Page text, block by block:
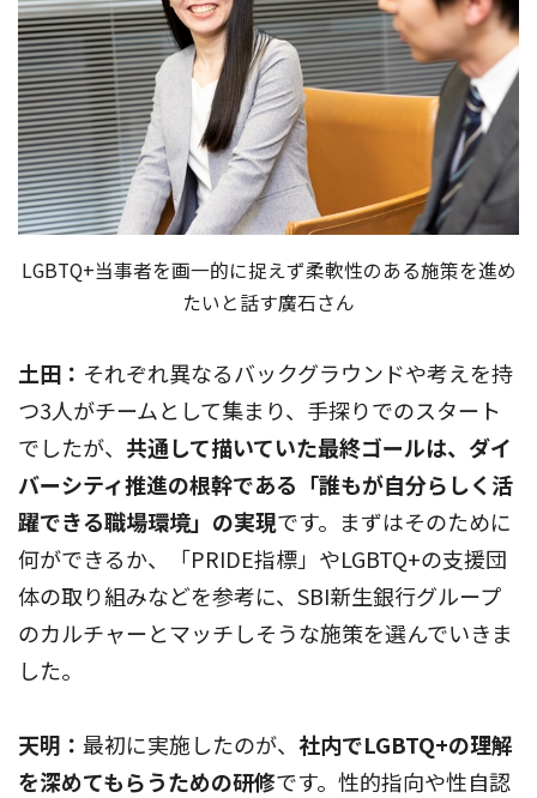
LGBTQ+当事者を画一的に捉えず柔軟性のある施策を進め
たいと話す廣石さん
土田： それぞれ異なるバックグラウンドや考えを持
つ3人がチームとして集まり、手探りでのスタート
でしたが、 共通して描いていた最終ゴールは、ダイ
バーシティ推進の根幹である「誰もが自分らしく活
躍できる職場環境」の実現です。まずはそのために
何ができるか、「PRIDE指標」やLGBTQ+の支援団
体の取り組みなどを参考に、SBI新生銀行グループ
のカルチャーとマッチしそうな施策を選んでいきま
した。
天明： 最初に実施したのが、 社内でLGBTQ+の理解
を深めてもらうための研修です。性的指向や性自認